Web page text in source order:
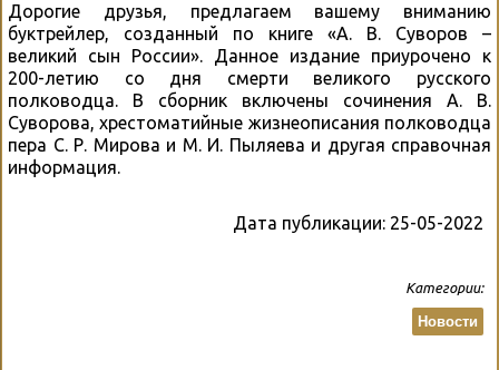
Дорогие друзья, предлагаем вашему вниманию
буктрейлер, созданный по книге «А. В. Суворов –
великий сын России». Данное издание приурочено к
200-летию со дня смерти великого русского
полководца. В сборник включены сочинения А. В.
Суворова, хрестоматийные жизнеописания полководца
пера С. Р. Мирова и М. И. Пыляева и другая справочная
информация.
Дата публикации: 25-05-2022
Категории:
Новости